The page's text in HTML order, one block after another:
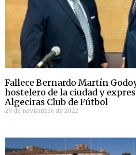
Fallece Bernardo Martín
hostelero de la ciudad y
Algeciras Club de Fútbol
29 de noviembre de 2022